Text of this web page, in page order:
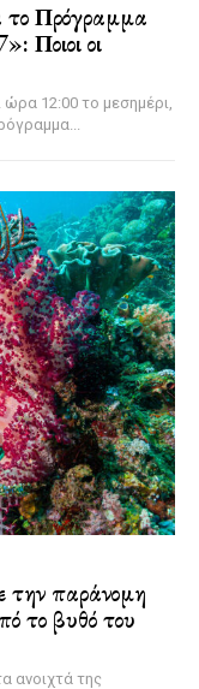
το Πρόγραμμα
Ποιοι οι
12:00 το μεσημέρι,
παράνομη
το βυθό του
ανοιχτά της